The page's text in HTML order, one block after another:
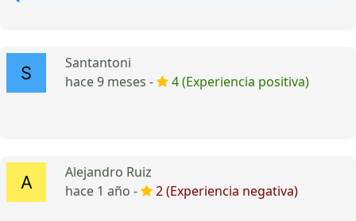
Santantoni
hace 9 meses -
4 (Experiencia positiva)
Alejandro Ruiz
hace 1 año -
2 (Experiencia negativa)